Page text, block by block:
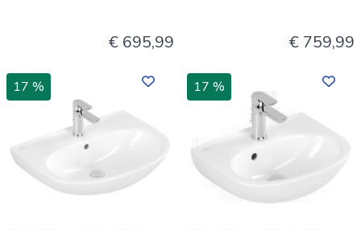
€ 695,99 € 759,99
17 % 17 %